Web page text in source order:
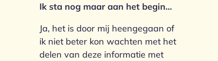
Ik sta nog maar aan het begin…
Ja, het is door mij heengegaan of
ik niet beter kon wachten met het
delen van deze informatie met